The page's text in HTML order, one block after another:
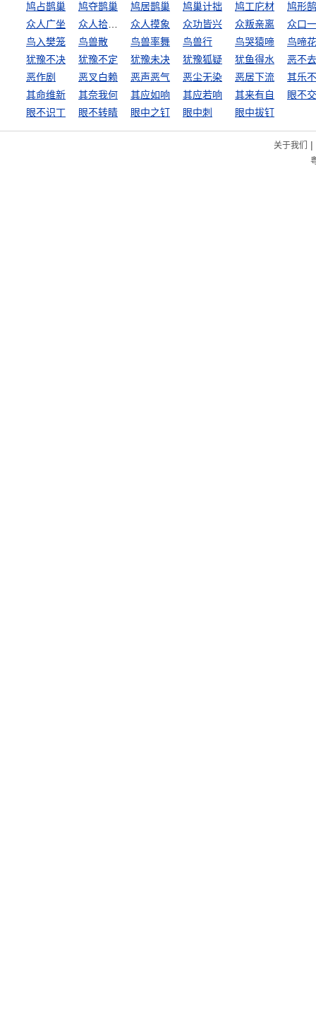
鸠占鹊巢
鸠夺鹊巢 鸠居鹊巢 鸠巢计拙 鸠工庀材
鸠形
众人广坐
众人摸象 众功皆兴 众叛亲离
众口
鸟入樊笼
鸟兽散 鸟兽率舞 鸟兽行 鸟哭猿啼
鸟啼
犹豫不决
犹豫不定 犹豫未决 犹豫狐疑 犹鱼得水
恶不
恶作剧
恶叉白赖 恶声恶气 恶尘无染 恶居下流
其乐
其命维新
其奈我何 其应如响 其应若响 其来有自
眼不
眼不识丁
眼不转睛 眼中之钉 眼中刺 眼中拔钉
关于我们 |